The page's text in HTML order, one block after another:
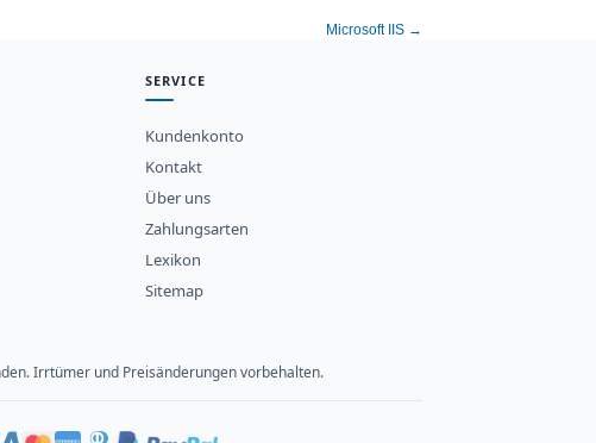
Microsoft IIS →
SERVICE
Kundenkonto
Kontakt
Über uns
Zahlungsarten
Lexikon
Sitemap
Irrtümer und Preisänderungen vorbehalten.